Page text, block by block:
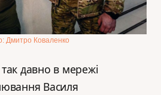
Дмитро Коваленко
давно в мережі
Василя